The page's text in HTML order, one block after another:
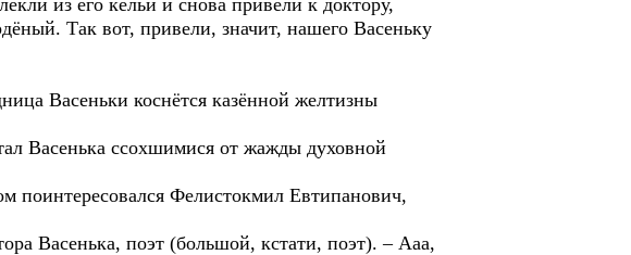
из его кельи и снова привели к доктору,
Так вот, привели, значит, нашего Васеньку
Васеньки коснётся казённой желтизны
Васенька ссохшимися от жажды духовной
поинтересовался Фелистокмил Евтипанович,
Васенька, поэт (большой, кстати, поэт). – Ааа,